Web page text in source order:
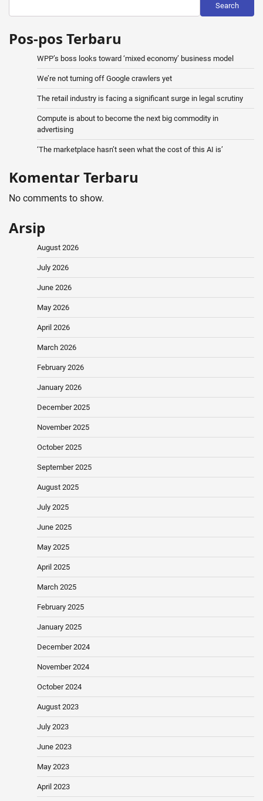
Search
Pos-pos Terbaru
WPP’s boss looks toward ‘mixed economy’ business model
We’re not turning off Google crawlers yet
The retail industry is facing a significant surge in legal scrutiny
Compute is about to become the next big commodity in
advertising
‘The marketplace hasn’t seen what the cost of this AI is’
Komentar Terbaru
No comments to show.
Arsip
August 2026
July 2026
June 2026
May 2026
April 2026
March 2026
February 2026
January 2026
December 2025
November 2025
October 2025
September 2025
August 2025
July 2025
June 2025
May 2025
April 2025
March 2025
February 2025
January 2025
December 2024
November 2024
October 2024
August 2023
July 2023
June 2023
May 2023
April 2023